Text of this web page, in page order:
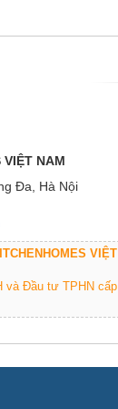
VIỆT NAM
Đa, Hà Nội
VIỆT
và Đầu tư TPHN cấp